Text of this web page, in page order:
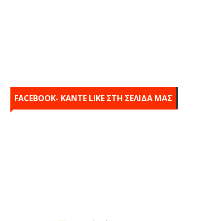
FACEBOOK- KANTE LIKE ΣΤΗ ΣΕΛΙΔΑ ΜΑΣ